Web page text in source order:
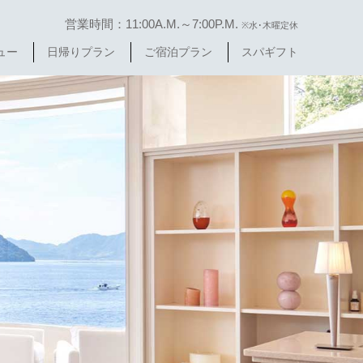
営業時間：11:00A.M.～7:00P.M. ※水･木曜定休
ー 日帰りプラン ご宿泊プラン スパギフト